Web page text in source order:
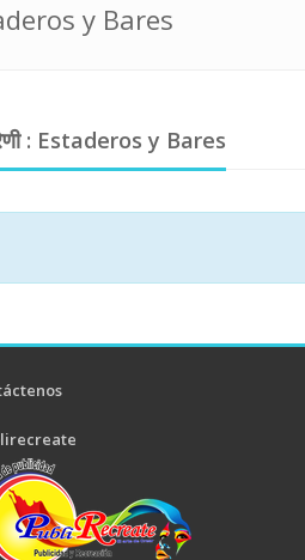
y Bares
: Estaderos y Bares